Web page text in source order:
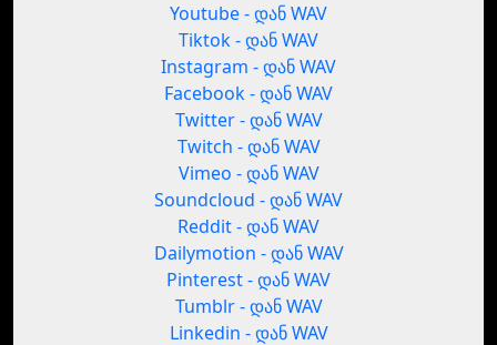
Youtube - დან WAV
Tiktok - დან WAV
Instagram - დან WAV
Facebook - დან WAV
Twitter - დან WAV
Twitch - დან WAV
Vimeo - დან WAV
Soundcloud - დან WAV
Reddit - დან WAV
Dailymotion - დან WAV
Pinterest - დან WAV
Tumblr - დან WAV
Linkedin - დან WAV